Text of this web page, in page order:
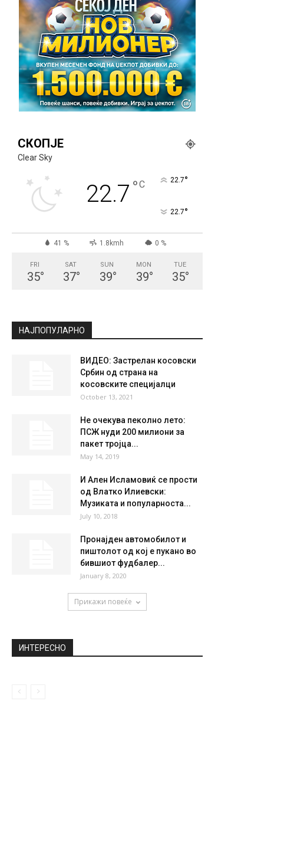
СКОПЈЕ
Clear Sky
22.7 °C 22.7°
22.7°
41 % 1.8kmh 0 %
FRI
35°
SAT
37°
SUN
39°
MON
39°
TUE
35°
НАЈПОПУЛАРНО
ВИДЕО: Застрелан косовски
Србин од страна на
косовските специјалци
October 13, 2021
Не очекува пеколно лето:
ПСЖ нуди 200 милиони за
пакет тројца...
May 14, 2019
И Ален Исламовиќ се прости
од Влатко Илиевски:
Музиката и популарноста...
July 10, 2018
Пронајден автомобилот и
пиштолот од кој е пукано во
бившиот фудбалер...
January 8, 2020
Прикажи повеќе
ИНТЕРЕСНО